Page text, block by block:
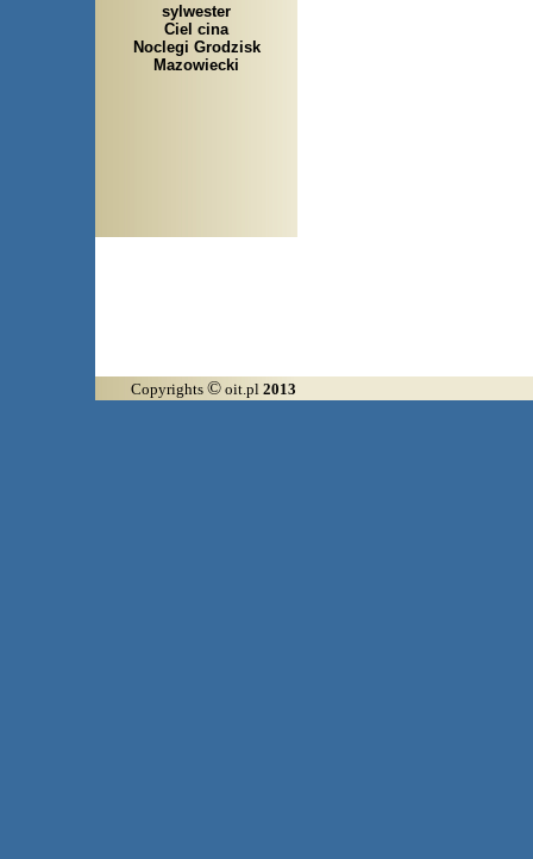
sylwester
Ciel cina
Noclegi Grodzisk
Mazowiecki
Copyrights © oit.pl 2013